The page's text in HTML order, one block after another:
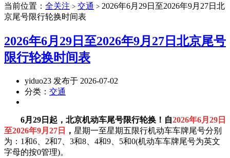
当前位置： 全关注 > 交通 > 2026年6月29日至2026年9月27日北
京尾号限行轮换时间表
2026年6月29日至2026年9月27日北京尾号
限行轮换时间表
yiduo23 发布于 2026-07-02
分类： 交通
6月29日起，北京机动车尾号限行轮换！ 自2026年6月29日
至2026年9月27日
， 星期一至星期五限行机动车车牌尾号分别
为：1和6、2和7、3和8、4和9、5和0(机动车车牌尾号为英文
字母的按0管理)。